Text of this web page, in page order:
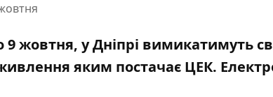
9 жовтня, у Дніпрі вимикатимуть
живлення яким постачає ЦЕК.